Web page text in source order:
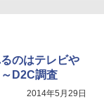
のはテレビや
D2C調査
2014年5月29日